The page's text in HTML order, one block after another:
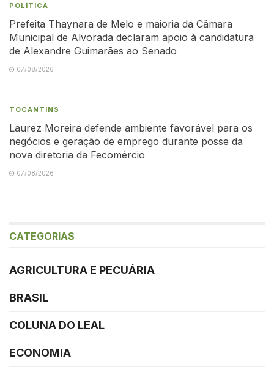
POLÍTICA
Prefeita Thaynara de Melo e maioria da Câmara
Municipal de Alvorada declaram apoio à candidatura
de Alexandre Guimarães ao Senado
07/08/2026
TOCANTINS
Laurez Moreira defende ambiente favorável para os
negócios e geração de emprego durante posse da
nova diretoria da Fecomércio
07/08/2026
CATEGORIAS
AGRICULTURA E PECUÁRIA
BRASIL
COLUNA DO LEAL
ECONOMIA